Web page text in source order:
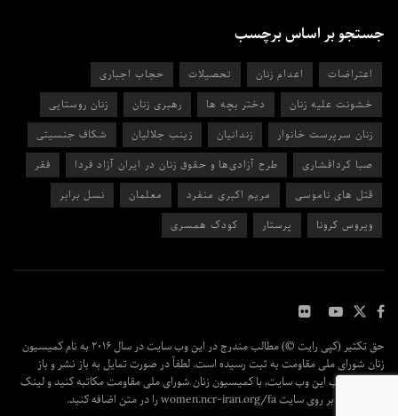
جستجو بر اساس برچسب
اعتراضات اعدام زنان تحصیلات
حجاب اجباری
خشونت علیه زنان
دختر بچه ها رهبری زنان
زنان روستایی
زنان سرپرست خانوار
زندانیان زینب جلالیان
شکاف جنسیتی
صبا کردافشاری
طرح آزادی‌ها و حقوق زنان در ایران آزاد فردا
فقر
قتل های ناموسی
مریم اکبری منفرد معلمان
نسل برابر
ویروس کرونا
پرستار کودک همسری
حق تکثیر (کپی رایت ©) مطالب مندرج در این وب سایت در سال ۲۰۱۶ به نام کمیسیون
زنان شورای ملی مقاومت به ثبت رسیده است. لطفاً در صورت تمایل به باز نشر و باز
پخش مطالب این وب سایت، با کمیسیون زنان شورای ملی مقاومت مکاتبه کنید و لینک
مقاله اصلی بر روی سایت women.ncr-iran.org/fa را در متن اضافه کنید.